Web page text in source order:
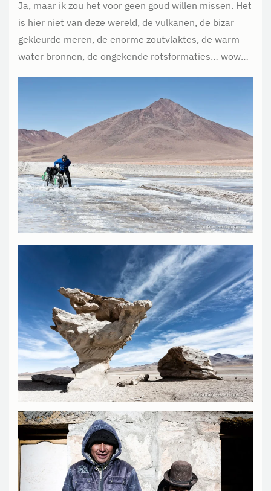
Ja, maar ik zou het voor geen goud willen missen. Het
is hier niet van deze wereld, de vulkanen, de bizar
gekleurde meren, de enorme zoutvlaktes, de warm
water bronnen, de ongekende rotsformaties… wow…